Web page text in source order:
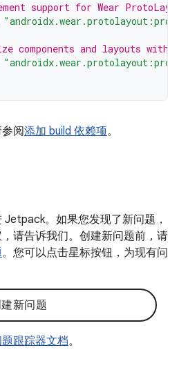
support for Wear
components and layouts with
阅添加 build 依赖项。
。如果您发现了新问题，
请告诉我们。创建新问题前，请
。您可以点击星标按钮，为现有问
新问题
题跟踪器文档。